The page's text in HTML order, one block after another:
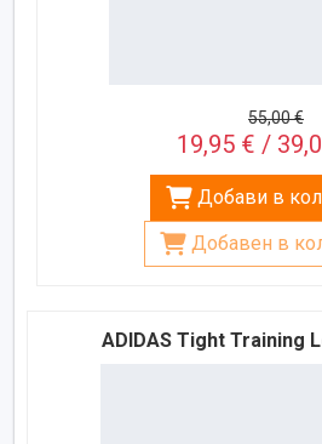
55,00 €
19,95 € /
Добави в
Добавен в
ADIDAS Tight Training